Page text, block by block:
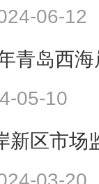
06-12
青岛西
05-10
新区市